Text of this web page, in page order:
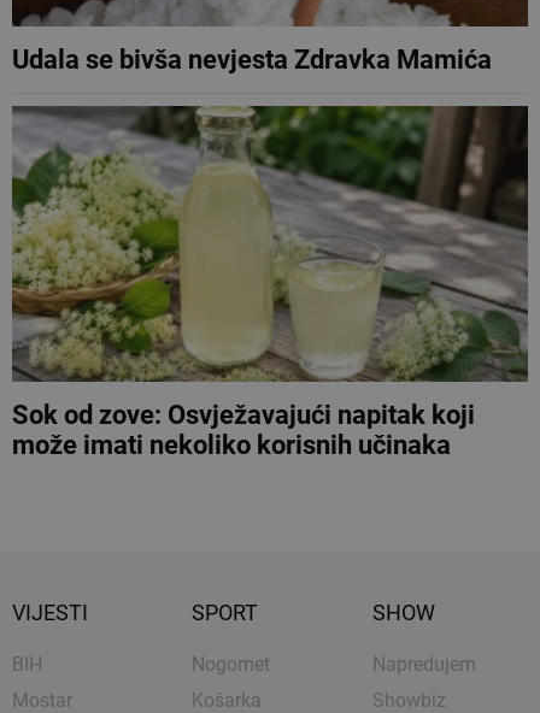
Udala se bivša nevjesta Zdravka Mamića
Sok od zove: Osvježavajući napitak koji
može imati nekoliko korisnih učinaka
VIJESTI
BIH
Mostar
SPORT
Nogomet
Košarka
SHOW
Napredujem
Showbiz